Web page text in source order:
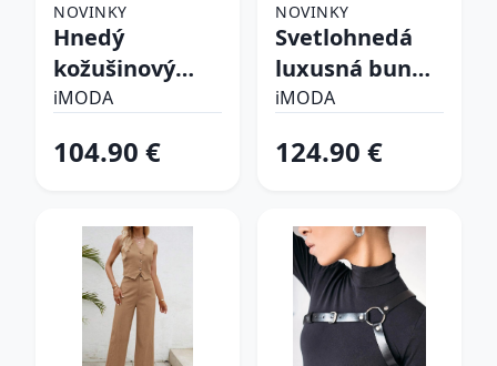
NOVINKY
Hnedý
kožušinový
kabát CHOCO
iMODA
104.90 €
NOVINKY
Svetlohnedá
luxusná bunda
s kožušinou
iMODA
124.90 €